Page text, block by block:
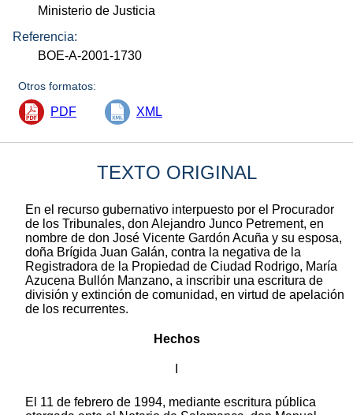
Ministerio de Justicia
Referencia:
BOE-A-2001-1730
Otros formatos:
PDF XML
TEXTO ORIGINAL
En el recurso gubernativo interpuesto por el Procurador
de los Tribunales, don Alejandro Junco Petrement, en
nombre de don José Vicente Gardón Acuña y su esposa,
doña Brígida Juan Galán, contra la negativa de la
Registradora de la Propiedad de Ciudad Rodrigo, María
Azucena Bullón Manzano, a inscribir una escritura de
división y extinción de comunidad, en virtud de apelación
de los recurrentes.
Hechos
El 11 de febrero de 1994, mediante escritura pública